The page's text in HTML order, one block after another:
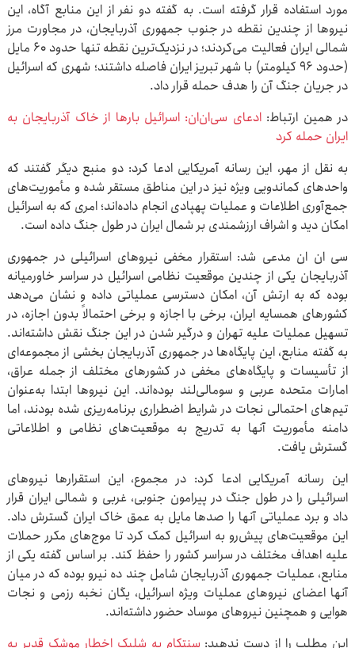
مورد استفاده قرار گرفته است. به گفته دو نفر از این منابع آگاه، این
نیروها از چندین نقطه در جنوب جمهوری آذربایجان، در مجاورت مرز
شمالی ایران فعالیت می‌کردند؛ در نزدیک‌ترین نقطه تنها حدود ۶۰ مایل
(حدود ۹۶ کیلومتر) با شهر تبریز ایران فاصله داشتند؛ شهری که اسرائیل
در جریان جنگ آن را هدف حمله قرار داد.
در همین ارتباط:ادعای سی‌ان‌ان: اسرائیل بارها از خاک آذربایجان به
ایران حمله کرد
به نقل از مهر، این رسانه آمریکایی ادعا کرد: دو منبع دیگر گفتند که
واحدهای کماندویی ویژه نیز در این مناطق مستقر شده و مأموریت‌های
جمع‌آوری اطلاعات و عملیات پهپادی انجام داده‌اند؛ امری که به اسرائیل
امکان دید و اشراف ارزشمندی بر شمال ایران در طول جنگ داده است.
سی ان ان مدعی شد: استقرار مخفی نیروهای اسرائیلی در جمهوری
آذربایجان یکی از چندین موقعیت نظامی اسرائیل در سراسر خاورمیانه
بوده که به ارتش آن، امکان دسترسی عملیاتی داده و نشان می‌دهد
کشورهای همسایه ایران، برخی با اجازه و برخی احتمالاً بدون اجازه، در
تسهیل عملیات علیه تهران و درگیر شدن در این جنگ نقش داشته‌اند.
به گفته منابع، این پایگاه‌ها در جمهوری آذربایجان بخشی از مجموعه‌ای
از تأسیسات و پایگاه‌های مخفی در کشورهای مختلف از جمله عراق،
امارات متحده عربی و سومالی‌لند بوده‌اند. این نیروها ابتدا به‌عنوان
تیم‌های احتمالی نجات در شرایط اضطراری برنامه‌ریزی شده بودند، اما
دامنه مأموریت آنها به تدریج به موقعیت‌های نظامی و اطلاعاتی
گسترش یافت.
این رسانه آمریکایی ادعا کرد: در مجموع، این استقرارها نیروهای
اسرائیلی را در طول جنگ در پیرامون جنوبی، غربی و شمالی ایران قرار
داد و برد عملیاتی آنها را صدها مایل به عمق خاک ایران گسترش داد.
این موقعیت‌های پیش‌رو به اسرائیل کمک کرد تا موج‌های مکرر حملات
علیه اهداف مختلف در سراسر کشور را حفظ کند. بر اساس گفته یکی از
منابع، عملیات جمهوری آذربایجان شامل چند ده نیرو بوده که در میان
آنها اعضای نیروهای عملیات ویژه اسرائیل، یگان نخبه رزمی و نجات
هوایی و همچنین نیروهای موساد حضور داشته‌اند.
این مطلب را از دست ندهید: سنتکام به شلیک اخطار موشک قدیر به